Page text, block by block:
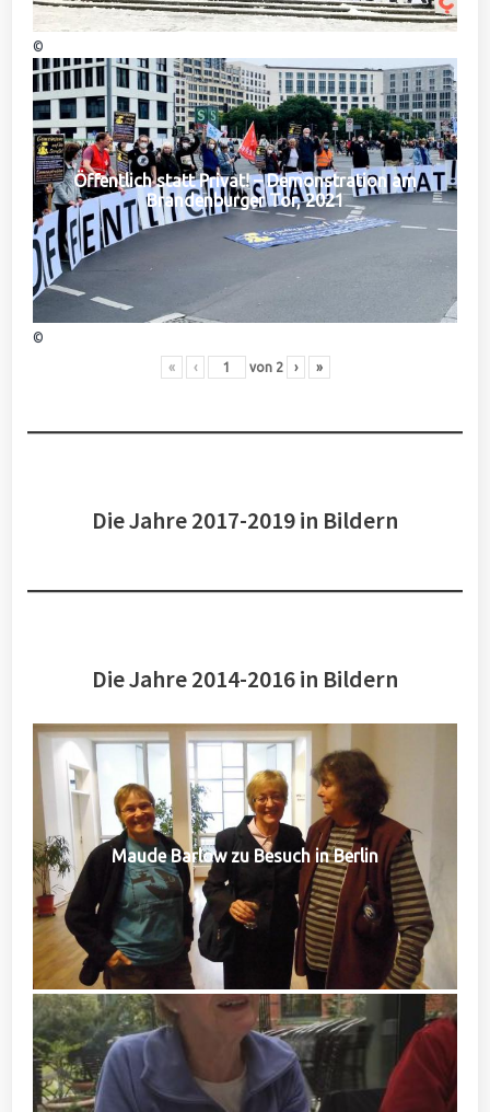
©
Öffentlich statt Privat! – Demonstration am
Brandenburger Tor, 2021
©
« ‹ von 2 › »
Die Jahre 2017-2019 in Bildern
Die Jahre 2014-2016 in Bildern
Maude Barlow zu Besuch in Berlin